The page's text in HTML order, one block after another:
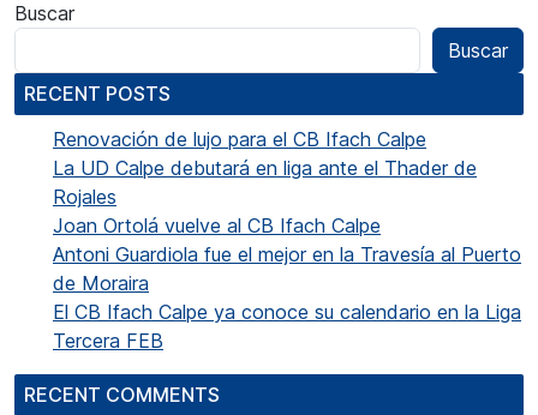
Buscar
Buscar
RECENT POSTS
Renovación de lujo para el CB Ifach Calpe
La UD Calpe debutará en liga ante el Thader de
Rojales
Joan Ortolá vuelve al CB Ifach Calpe
Antoni Guardiola fue el mejor en la Travesía al Puerto
de Moraira
El CB Ifach Calpe ya conoce su calendario en la Liga
Tercera FEB
RECENT COMMENTS